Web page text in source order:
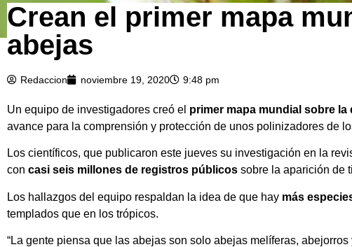
Crean el primer mapa
abejas
Redaccion noviembre 19, 2020 9:48 pm
Un equipo de investigadores creó el primer mapa mundial sobre
avance para la comprensión y protección de unos polinizadores de
Los científicos, que publicaron este jueves su investigación en la
con casi seis millones de registros públicos sobre la aparición de
Los hallazgos del equipo respaldan la idea de que hay más
templados que en los trópicos.
“La gente piensa que las abejas son solo abejas melíferas,